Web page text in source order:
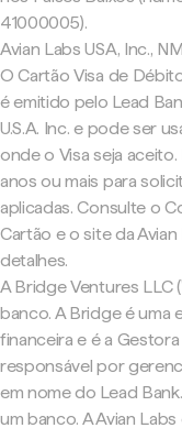
41000005).
Avian Labs USA, Inc.,
O Cartão Visa de
é emitido pelo Lead
U.S.A. Inc. e pode ser
onde o Visa seja
anos ou mais para
aplicadas. Consulte o
Cartão e o site da Avian
detalhes.
A Bridge Ventures LLC
banco. A Bridge é uma
financeira e é a
responsável por
em nome do Lead
um banco. A Avian